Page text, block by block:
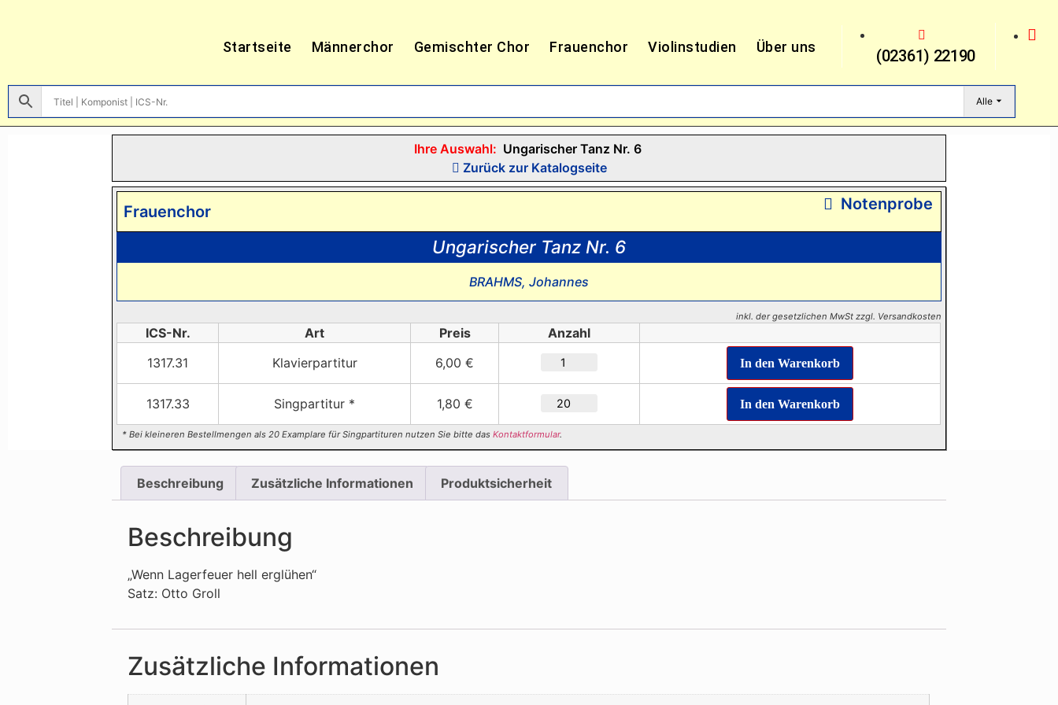
Startseite Männerchor Gemischter Chor Frauenchor Violinstudien Über uns (02361) 22190
Alle
Ihre Auswahl: Ungarischer Tanz Nr. 6
Zurück zur Katalogseite
Frauenchor Notenprobe
Ungarischer Tanz Nr. 6
BRAHMS, Johannes
inkl. der gesetzlichen MwSt zzgl. Versandkosten
ICS-Nr. Art Preis
Anzahl
1317.31
Klavierpartitur 6,00 €
1317.33 Singpartitur * 1,80 €
* Bei kleineren Bestellmengen als 20 Examplare für Singpartituren nutzen Sie bitte das Kontaktformular.
Beschreibung Zusätzliche Informationen Produktsicherheit
Beschreibung
„Wenn Lagerfeuer hell erglühen“
Satz: Otto Groll
Zusätzliche Informationen